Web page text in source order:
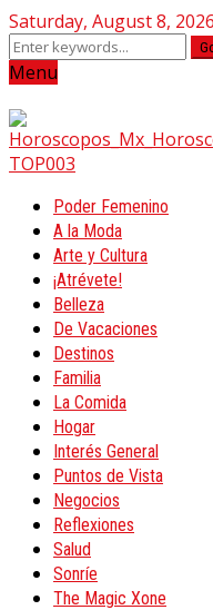
Saturday, August 8, 2026
Menu
Poder Femenino
A la Moda
Arte y Cultura
¡Atrévete!
Belleza
De Vacaciones
Destinos
Familia
La Comida
Hogar
Interés General
Puntos de Vista
Negocios
Reflexiones
Salud
Sonríe
The Magic Xone